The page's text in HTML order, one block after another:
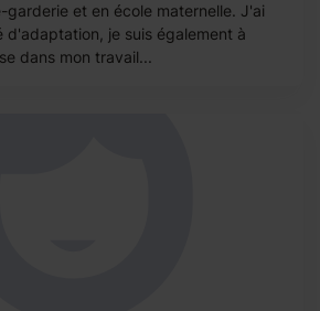
garderie et en école maternelle. J'ai
d'adaptation, je suis également à
dans mon travail...